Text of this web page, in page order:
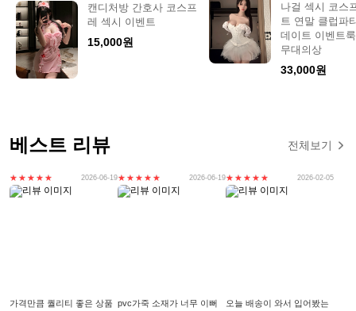
캔디처방 간호사 코스프
레 섹시 이벤트
15,000원
나걸 섹시 코스
트 연말 클럽파
데이트 이벤트
무대의상
33,000원
베스트 리뷰 전체보기
2026-06-19
가격만큼 퀄리티 좋은 상품
2026-06-19
pvc가죽 소재가 너무 이뻐
2026-02-05
오늘 배송이 와서 입어봤는